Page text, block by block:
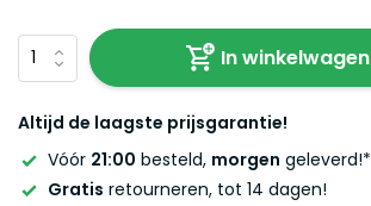
In winkelwagen
Altijd de laagste prijsgarantie!
Vóór 21:00 besteld, morgen geleverd!*
Gratis retourneren, tot 14 dagen!